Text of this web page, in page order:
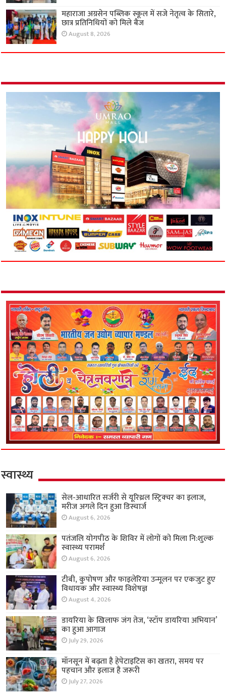
महाराजा अग्रसेन पब्लिक स्कूल में सजे नेतृत्व के सितारे,
छात्र प्रतिनिधियों को मिले बैज
August 8, 2026
स्वास्थ्य
सेल-आधारित सर्जरी से यूरिथ्रल स्ट्रिक्चर का इलाज,
मरीज अगले दिन हुआ डिस्चार्ज
August 6, 2026
पतंजलि योगपीठ के शिविर में लोगों को मिला नि:शुल्क
स्वास्थ्य परामर्श
August 6, 2026
टीबी, कुपोषण और फाइलेरिया उन्मूलन पर एकजुट हुए
विधायक और स्वास्थ्य विशेषज्ञ
August 4, 2026
डायरिया के खिलाफ जंग तेज, ‘स्टॉप डायरिया अभियान’
का हुआ आगाज
July 29, 2026
मॉनसून में बढ़ता है हेपेटाइटिस का खतरा, समय पर
पहचान और इलाज है जरूरी
July 27, 2026